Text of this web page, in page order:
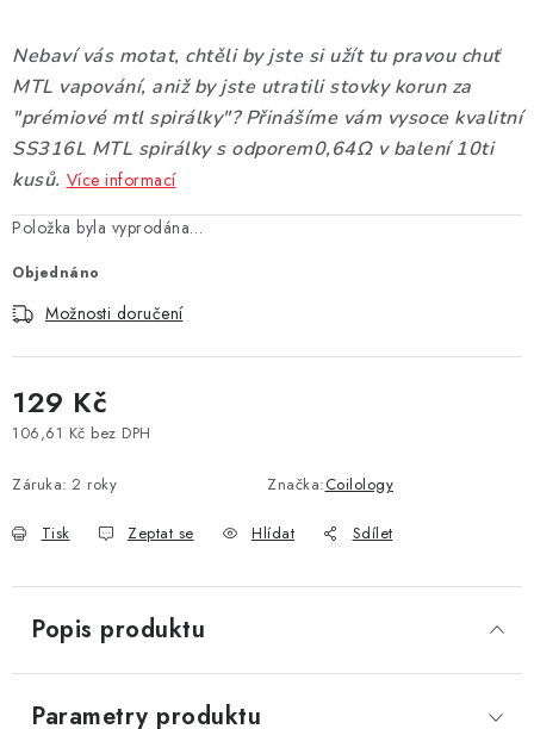
PŘÍSLUŠENSTVÍ
ZNAČKY
Vše o nákupu Jak reklamovat či vrátit zboží
Kontakty
Nebaví vás motat, chtěli by jste si užít tu pravou chuť
MTL vapování, aniž by jste utratili stovky korun za
"prémiové mtl spirálky"? Přinášíme vám vysoce kvalitní
SS316L MTL spirálky s odporem0,64Ω v balení 10ti
kusů. Více informací
Položka byla vyprodána…
Objednáno
Možnosti doručení
129 Kč
106,61 Kč bez DPH
Záruka: 2 roky Značka:Coilology
Tisk Zeptat se Hlídat Sdílet
Popis produktu
Parametry produktu